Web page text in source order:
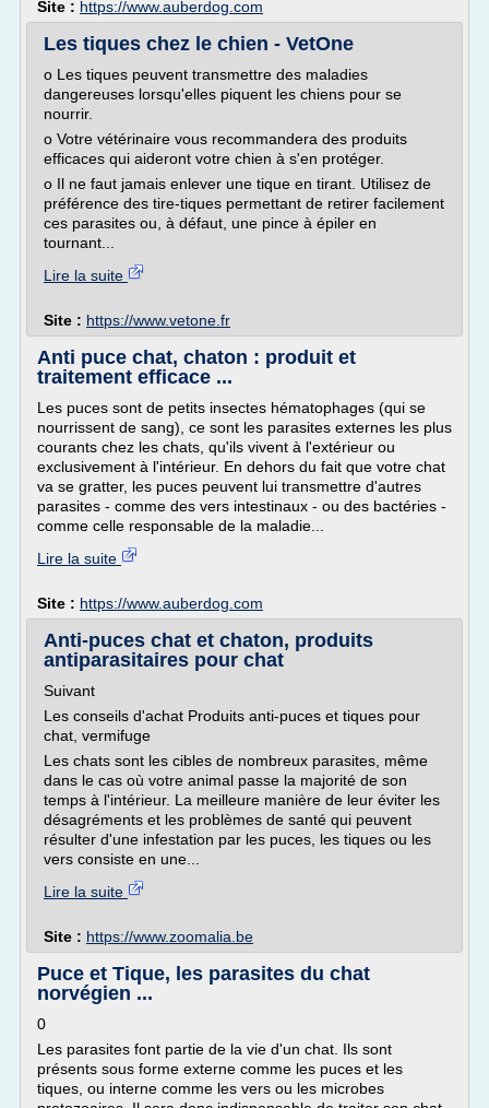
Site : https://www.auberdog.com
Les tiques chez le chien - VetOne
o Les tiques peuvent transmettre des maladies
dangereuses lorsqu'elles piquent les chiens pour se
nourrir.
o Votre vétérinaire vous recommandera des produits
efficaces qui aideront votre chien à s'en protéger.
o Il ne faut jamais enlever une tique en tirant. Utilisez de
préférence des tire-tiques permettant de retirer facilement
ces parasites ou, à défaut, une pince à épiler en
tournant...
Lire la suite
Site : https://www.vetone.fr
Anti puce chat, chaton : produit et
traitement efficace ...
Les puces sont de petits insectes hématophages (qui se
nourrissent de sang), ce sont les parasites externes les plus
courants chez les chats, qu'ils vivent à l'extérieur ou
exclusivement à l'intérieur. En dehors du fait que votre chat
va se gratter, les puces peuvent lui transmettre d'autres
parasites - comme des vers intestinaux - ou des bactéries -
comme celle responsable de la maladie...
Lire la suite
Site : https://www.auberdog.com
Anti-puces chat et chaton, produits
antiparasitaires pour chat
Suivant
Les conseils d'achat Produits anti-puces et tiques pour
chat, vermifuge
Les chats sont les cibles de nombreux parasites, même
dans le cas où votre animal passe la majorité de son
temps à l'intérieur. La meilleure manière de leur éviter les
désagréments et les problèmes de santé qui peuvent
résulter d'une infestation par les puces, les tiques ou les
vers consiste en une...
Lire la suite
Site : https://www.zoomalia.be
Puce et Tique, les parasites du chat
norvégien ...
0
Les parasites font partie de la vie d'un chat. Ils sont
présents sous forme externe comme les puces et les
tiques, ou interne comme les vers ou les microbes